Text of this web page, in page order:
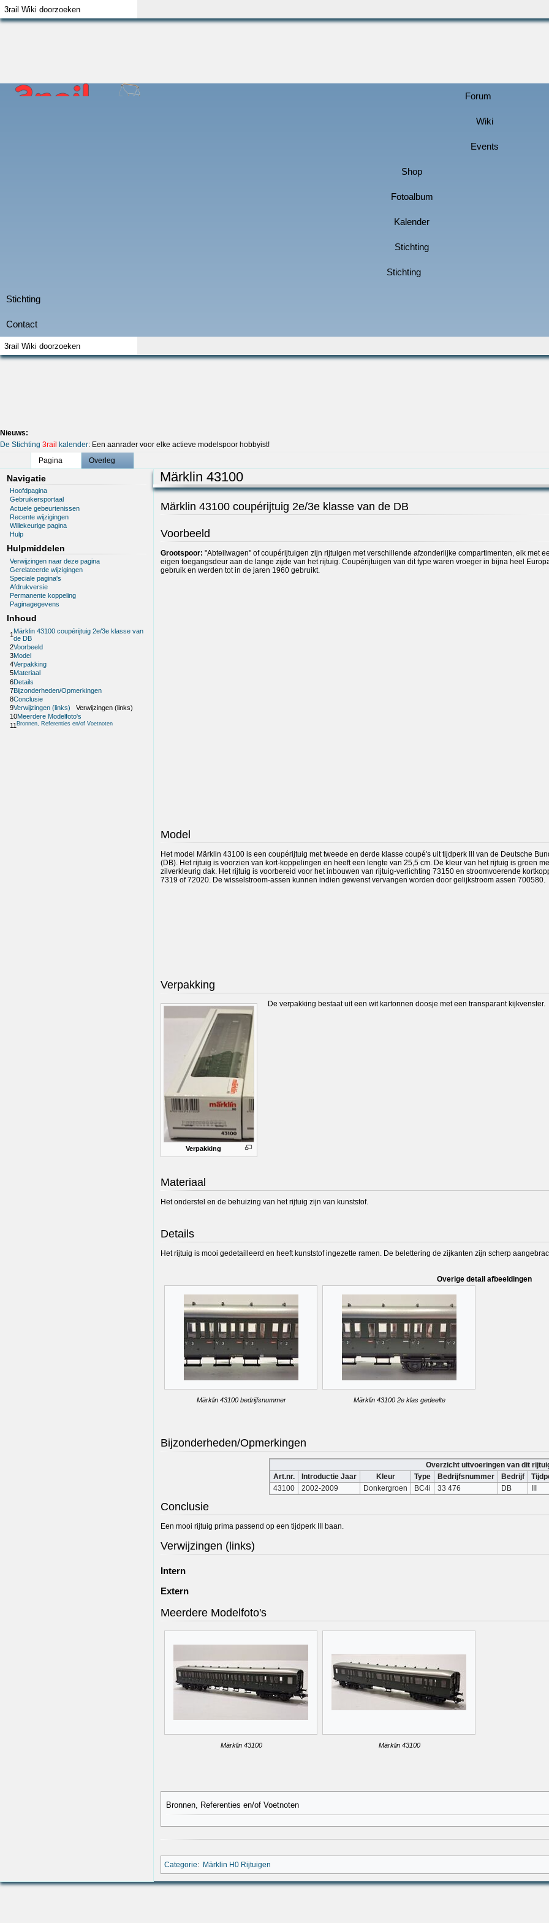
Nieuws:
De Stichting 3rail kalender: Een aanrader voor elke actieve modelspoor hobbyist!
Pagina
Overleg
Navigatie
Hoofdpagina
Gebruikersportaal
Actuele gebeurtenissen
Recente wijzigingen
Willekeurige pagina
Hulp
Hulpmiddelen
Verwijzingen naar deze pagina
Gerelateerde wijzigingen
Speciale pagina's
Afdrukversie
Permanente koppeling
Paginagegevens
Inhoud
1 Märklin 43100 coupérijtuig 2e/3e klasse van
de DB
2Voorbeeld
3Model
4Verpakking
5Materiaal
6Details
7Bijzonderheden/Opmerkingen
8Conclusie
9Verwijzingen (links)
Verwijzingen (links)
10Meerdere Modelfoto's
11Bronnen, Referenties en/of Voetnoten
Märklin 43100
Märklin 43100 coupérijtuig 2e/3e klasse van de DB
Voorbeeld
Grootspoor: "Abteilwagen" of coupérijtuigen zijn rijtuigen met verschillende afzonderlijke compartimenten, elk met
eigen toegangsdeur aan de lange zijde van het rijtuig. Coupérijtuigen van dit type waren vroeger in bijna heel
gebruik en werden tot in de jaren 1960 gebruikt.
Model
Het model Märklin 43100 is een coupérijtuig met tweede en derde klasse coupé's uit tijdperk III van de Deutsche
(DB). Het rijtuig is voorzien van kort-koppelingen en heeft een lengte van 25,5 cm. De kleur van het rijtuig is groen
zilverkleurig dak. Het rijtuig is voorbereid voor het inbouwen van rijtuig-verlichting 73150 en stroomvoerende
7319 of 72020. De wisselstroom-assen kunnen indien gewenst vervangen worden door gelijkstroom assen 700580.
Verpakking
Verpakking
De verpakking bestaat uit een wit kartonnen doosje met een transparant kijkvenster.
Materiaal
Het onderstel en de behuizing van het rijtuig zijn van kunststof.
Details
Het rijtuig is mooi gedetailleerd en heeft kunststof ingezette ramen. De belettering de zijkanten zijn scherp
Overige detail afbeeldingen
Märklin 43100 bedrijfsnummer Märklin 43100 2e klas gedeelte
Bijzonderheden/Opmerkingen
Overzicht uitvoeringen van dit
Art.nr.
Introductie Jaar Kleur Type Bedrijfsnummer Bedrijf
43100
2002-2009 Donkergroen BC4i 33 476 DB III
Conclusie
Een mooi rijtuig prima passend op een tijdperk III baan.
Verwijzingen (links)
Intern
Extern
Meerdere Modelfoto's
Märklin 43100 Märklin 43100
Bronnen, Referenties en/of Voetnoten
Categorie: Märklin H0 Rijtuigen